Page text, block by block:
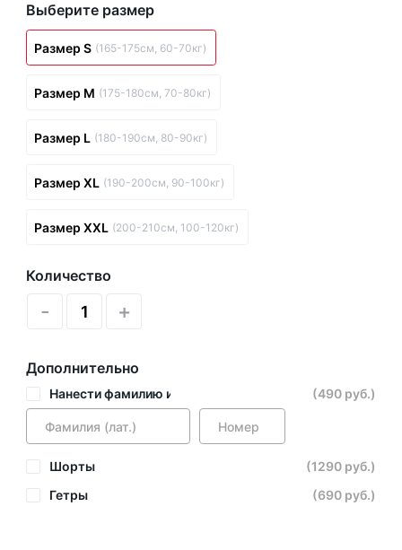
Выберите размер
Размер S (165-175см, 60-70кг)
Размер M (175-180см, 70-80кг)
Размер L (180-190см, 80-90кг)
Размер XL (190-200см, 90-100кг)
Размер XXL (200-210см, 100-120кг)
Количество
- +
Дополнительно
Нанести фамилию и номер (490 руб.)
Шорты
(1290 руб.)
Гетры
(690 руб.)